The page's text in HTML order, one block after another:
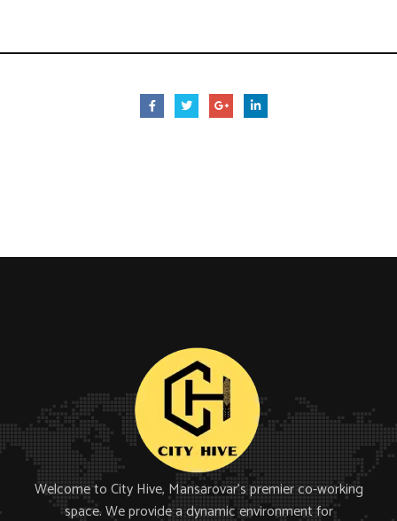
Welcome to City Hive, Mansarovar’s premier co-working
space. We provide a dynamic environment for